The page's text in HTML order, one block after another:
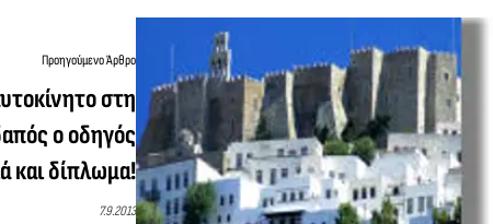
Προηγούμενο Άρθρο
στη
ο οδηγός
και δίπλωμα!
7.9.2013